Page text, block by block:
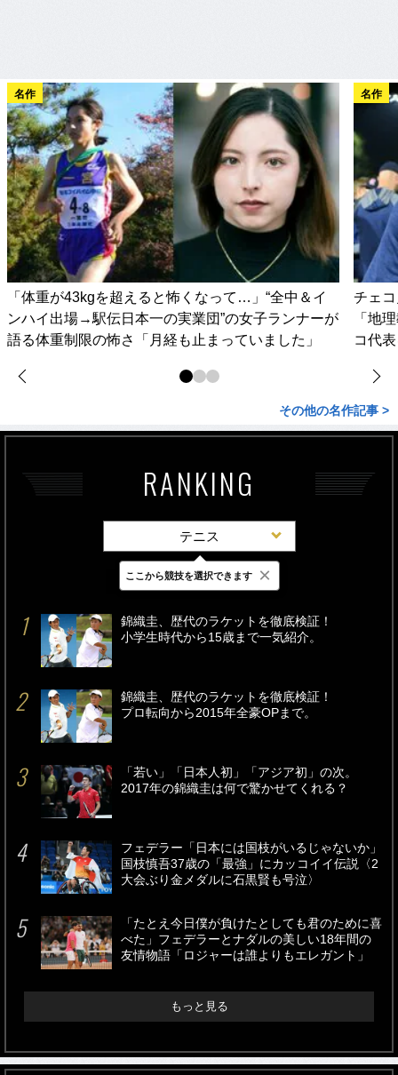
名作
「体重が43kgを超えると怖くなって…」“全中＆イ
ンハイ出場→駅伝日本一の実業団”の女子ランナーが
語る体重制限の怖さ「月経も止まっていました」
名作
チェ
「地
コ代
その他の名作記事 >
RANKING
テニス
最新 24時間 週間
錦織圭、歴代のラケットを徹底検証！
小学生時代から15歳まで一気紹介。
錦織圭、歴代のラケットを徹底検証！
プロ転向から2015年全豪OPまで。
「若い」「日本人初」「アジア初」の次。
2017年の錦織圭は何で驚かせてくれる？
フェデラー「日本には国枝がいるじゃないか」
国枝慎吾37歳の「最強」にカッコイイ伝説〈2
大会ぶり金メダルに石黒賢も号泣〉
「たとえ今日僕が負けたとしても君のために喜
べた」フェデラーとナダルの美しい18年間の
友情物語「ロジャーは誰よりもエレガント」
もっと見る
ここから競技を選択できます ×